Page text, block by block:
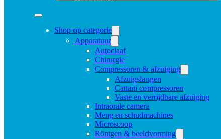
Shop op categorie
Apparatuur
Autoclaaf
Chirurgie
Compressoren & afzuiging
Afzuigslangen
Cattani compressoren
Vaste en verrijdbare afzuiging
Intraorale camera
Meng en schudmachines
Microscoop
Röntgen & beeldvorming